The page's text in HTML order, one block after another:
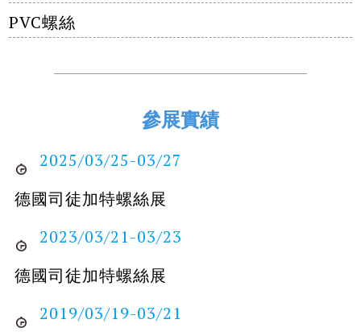
PVC螺絲
參展實績
2025/03/25-03/27
德國司徒加特螺絲展
2023/03/21-03/23
德國司徒加特螺絲展
2019/03/19-03/21